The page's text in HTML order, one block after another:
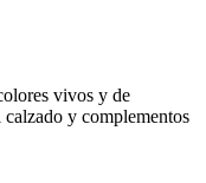
vivos y de
y complementos